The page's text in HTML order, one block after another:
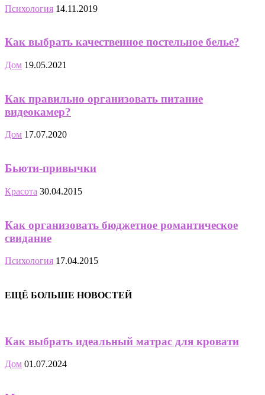
Психология 14.11.2019
Как выбрать качественное постельное белье?
Дом 19.05.2021
Как правильно организовать питание
видеокамер?
Дом 17.07.2020
Бьюти-привычки
Красота 30.04.2015
Как организовать бюджетное романтическое
свидание
Психология 17.04.2015
ЕЩЁ БОЛЬШЕ НОВОСТЕЙ
Как выбрать идеальный матрас для кровати
Дом 01.07.2024